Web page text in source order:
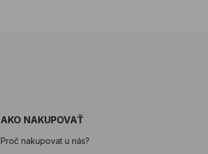
AKO NAKUPOVAŤ
Proč nakupovat u nás?